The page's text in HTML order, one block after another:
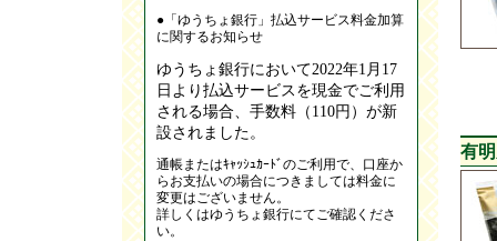
●「ゆうちょ銀行」払込サービス料金加算
に関するお知らせ
ゆうちょ銀行において2022年1月17
日より払込サービスを現金でご利用
される場合、手数料（110円）が新
設されました。
通帳またはｷｬｯｼｭｶｰﾄﾞのご利用で、口座か
らお支払いの場合につきましては料金に
変更はございません。
詳しくはゆうちょ銀行にてご確認くださ
い。
有